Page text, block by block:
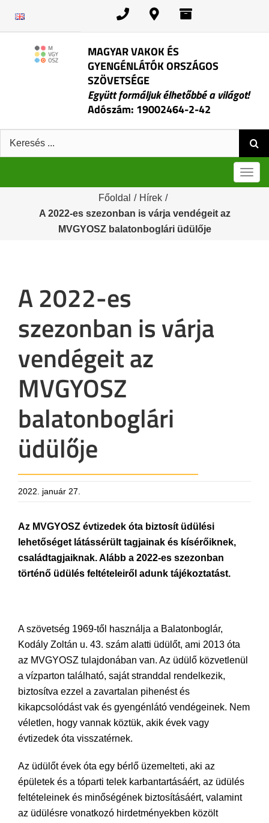
MAGYAR VAKOK ÉS
GYENGÉNLÁTÓK ORSZÁGOS
SZÖVETSÉGE
Együtt formáljuk élhetőbbé a világot!
Adószám: 19002464-2-42
Keresés:
Főoldal / Hírek /
A 2022-es szezonban is várja vendégeit az
MVGYOSZ balatonboglári üdülője
A 2022-es
szezonban is várja
vendégeit az
MVGYOSZ
balatonboglári
üdülője
2022. január 27.
Az MVGYOSZ évtizedek óta biztosít üdülési
lehetőséget látássérült tagjainak és kísérőiknek,
családtagjaiknak. Alább a 2022-es szezonban
történő üdülés feltételeiről adunk tájékoztatást.
A szövetség 1969-től használja a Balatonboglár,
Kodály Zoltán u. 43. szám alatti üdülőt, ami 2013 óta
az MVGYOSZ tulajdonában van. Az üdülő közvetlenül
a vízparton található, saját stranddal rendelkezik,
biztosítva ezzel a zavartalan pihenést és
kikapcsolódást vak és gyengénlátó vendégeinek. Nem
véletlen, hogy vannak köztük, akik évek vagy
évtizedek óta visszatérnek.
Az üdülőt évek óta egy bérlő üzemelteti, aki az
épületek és a tóparti telek karbantartásáért, az üdülés
feltételeinek és minőségének biztosításáért, valamint
az üdülésre vonatkozó hirdetményekben közölt